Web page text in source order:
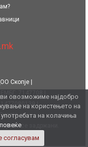
Скопје
се задржани.
овозможиме најдобро
на користењето на
на колачиња
согласувам